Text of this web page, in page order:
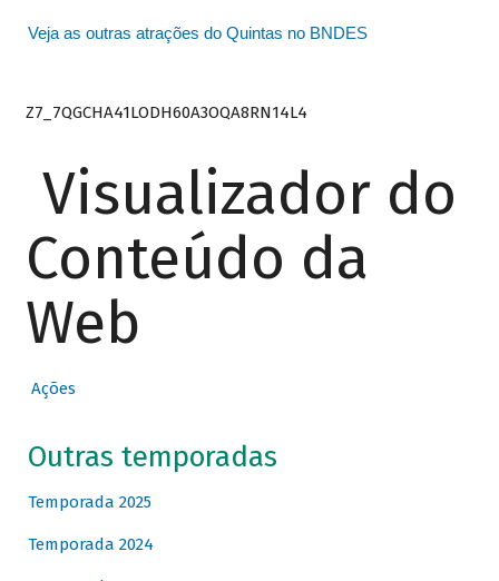
Veja as outras atrações do Quintas no BNDES
Z7_7QGCHA41LODH60A3OQA8RN14L4
Visualizador do
Conteúdo da
Web
Ações
Outras temporadas
Temporada 2025
Temporada 2024